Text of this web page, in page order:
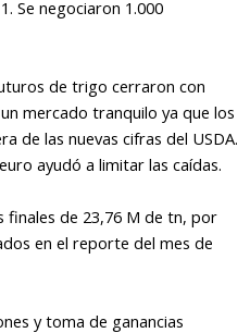
Se negociaron 1.000
de trigo cerraron con
mercado tranquilo ya que los
de las nuevas cifras del USDA.
ayudó a limitar las caídas.
finales de 23,76 M de tn, por
en el reporte del mes de
y toma de ganancias